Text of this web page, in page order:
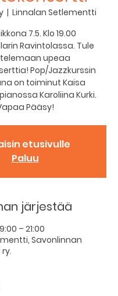
  |
Linnalan Setlementti
7.5. Klo 19.00
Ravintolassa. Tule
upeaa
Pop/Jazzkurssin
on toiminut Kaisa
Karoliina Kurki.
Pääsy!
etusivulle
Paluu
järjestää
– 21:00
Savonlinnan